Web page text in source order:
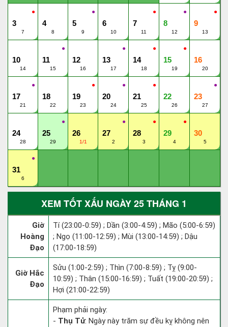
●
3
7
4
8
●
5
9
6
10
●
7
11
●
8
12
●
9
13
10
14
●
11
15
12
16
●
13
17
●
14
18
●
15
19
16
20
●
17
21
18
22
●
19
23
●
20
24
●
21
25
22
26
●
23
27
24
28
●
25
29
26
1/1
●
27
2
●
28
3
●
29
4
30
5
●
31
6
XEM TỐT XẤU NGÀY 25 THÁNG 1
Giờ
Hoàng
Đạo
Tí (23:00-0:59) ; Dần (3:00-4:59) ; Mão (5:00-6:59)
; Ngọ (11:00-12:59) ; Mùi (13:00-14:59) ; Dậu
(17:00-18:59)
Giờ Hắc
Đạo
Sửu (1:00-2:59) ; Thìn (7:00-8:59) ; Tỵ (9:00-
10:59) ; Thân (15:00-16:59) ; Tuất (19:00-20:59) ;
Hợi (21:00-22:59)
Phạm phải ngày:
- Thụ Tử: Ngày này trăm sự đều kỵ không nên